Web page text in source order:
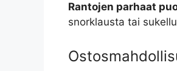
Rantojen parhaat
snorklausta tai